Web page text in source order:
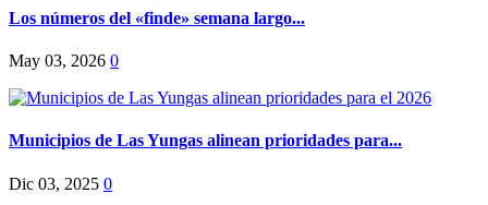
Los números del «finde» semana largo...
May 03, 2026 0
Municipios de Las Yungas alinean prioridades para...
Dic 03, 2025 0